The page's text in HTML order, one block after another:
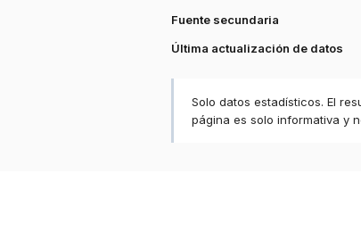
Fuente secundaria
Última actualización de datos
Solo datos estadísticos. El
página es solo informativa y